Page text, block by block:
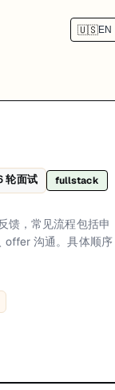
🇺🇸EN
recruiter
轮面试 fullstack
馈，常见流程包括申
offer 沟通。具体顺序